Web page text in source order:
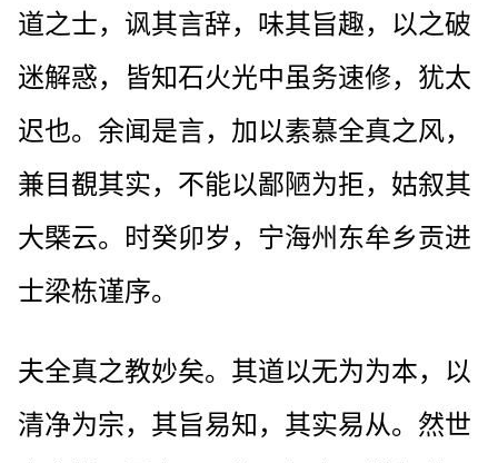
道之士，讽其言辞，味其旨趣，以之破
迷解惑，皆知石火光中虽务速修，犹太
迟也。余闻是言，加以素慕全真之风，
兼目覩其实，不能以鄙陋为拒，姑叙其
大槩云。时癸卯岁，宁海州东牟乡贡进
士梁栋谨序。
夫全真之教妙矣。其道以无为为本，以
清净为宗，其旨易知，其实易从。然世